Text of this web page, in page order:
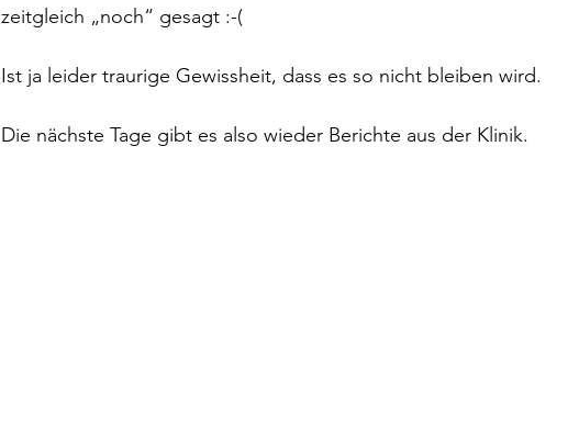
zeitgleich „noch“ gesagt :-(
Ist ja leider traurige Gewissheit, dass es so nicht bleiben wird.
Die nächste Tage gibt es also wieder Berichte aus der Klinik.